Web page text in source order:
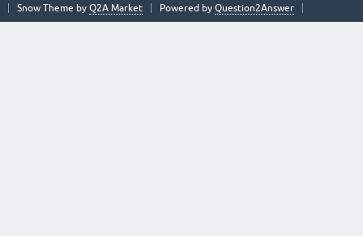
Snow Theme by Q2A Market Powered by Question2Answer